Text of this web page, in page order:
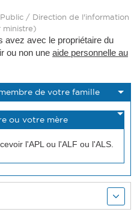
/ Direction de l'information
ministre)
avez avec le propriétaire du
ou non une aide personnelle au
l'APL ou l'ALF ou l'ALS.